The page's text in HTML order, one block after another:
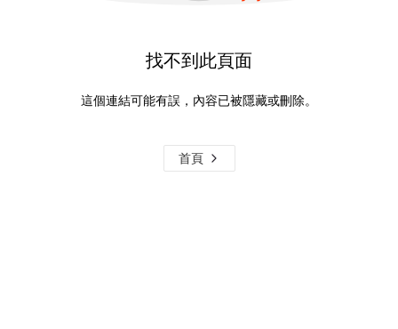
找不到此頁面
這個連結可能有誤，內容已被隱藏或刪除。
首頁